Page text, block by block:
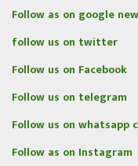
Follow as on
follow us on
Follow us on
Follow us on
Follow us on whatsapp
Follow as on